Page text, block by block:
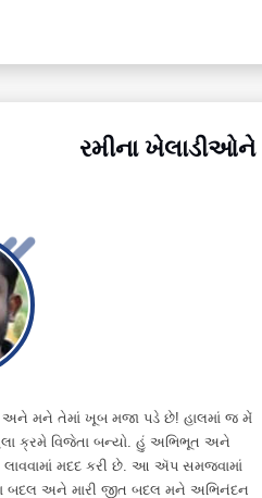
રમીના ખેલાડીઓને
છું અને મને તેમાં ખૂબ મજા પડે છે! હાલમાં જ મેં
ક્રમે વિજેતા બન્યો. હું અભિભૂત અને
મદદ કરી છે. આ ઍપ સમજવામાં
બદલ અને મારી જીત બદલ મને અભિનંદન